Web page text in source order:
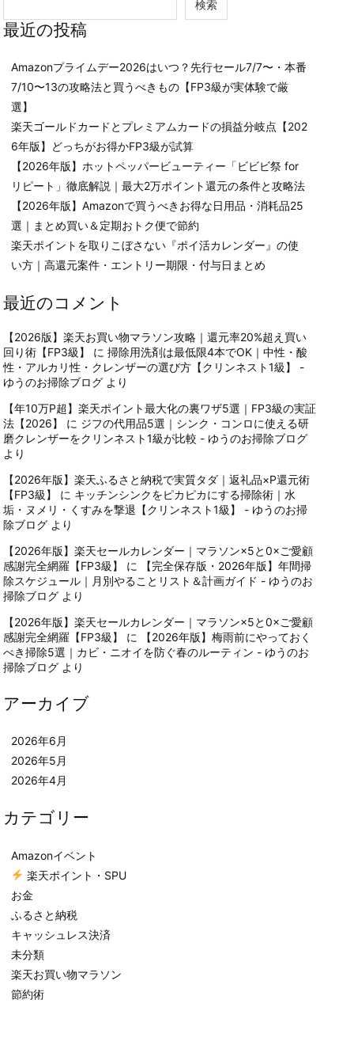
検索
最近の投稿
Amazonプライムデー2026はいつ？先行セール7/7〜・本番
7/10〜13の攻略法と買うべきもの【FP3級が実体験で厳
選】
楽天ゴールドカードとプレミアムカードの損益分岐点【202
6年版】どっちがお得かFP3級が試算
【2026年版】ホットペッパービューティー「ビビビ祭 for
リピート」徹底解説｜最大2万ポイント還元の条件と攻略法
【2026年版】Amazonで買うべきお得な日用品・消耗品25
選｜まとめ買い＆定期おトク便で節約
楽天ポイントを取りこぼさない『ポイ活カレンダー』の使
い方｜高還元案件・エントリー期限・付与日まとめ
最近のコメント
【2026版】楽天お買い物マラソン攻略｜還元率20%超え買い
回り術【FP3級】
に掃除用洗剤は最低限4本でOK｜中性・酸
性・アルカリ性・クレンザーの選び方【クリンネスト1級】 -
ゆうのお掃除ブログ より
【年10万P超】楽天ポイント最大化の裏ワザ5選｜FP3級の実証
法【2026】
に ジフの代用品5選｜シンク・コンロに使える研
磨クレンザーをクリンネスト1級が比較 - ゆうのお掃除ブログ
より
【2026年版】楽天ふるさと納税で実質タダ｜返礼品×P還元術
【FP3級】
に キッチンシンクをピカピカにする掃除術｜水
垢・ヌメリ・くすみを撃退【クリンネスト1級】 - ゆうのお掃
除ブログ より
【2026年版】楽天セールカレンダー｜マラソン×5と0×ご愛顧
感謝完全網羅【FP3級】
に
【完全保存版・2026年版】年間掃
除スケジュール｜月別やることリスト＆計画ガイド - ゆうのお
掃除ブログ より
【2026年版】楽天セールカレンダー｜マラソン×5と0×ご愛顧
感謝完全網羅【FP3級】
に
【2026年版】梅雨前にやっておく
べき掃除5選｜カビ・ニオイを防ぐ春のルーティン - ゆうのお
掃除ブログ より
アーカイブ
2026年6月
2026年5月
2026年4月
カテゴリー
Amazonイベント
楽天ポイント・SPU
お金
ふるさと納税
キャッシュレス決済
未分類
楽天お買い物マラソン
節約術